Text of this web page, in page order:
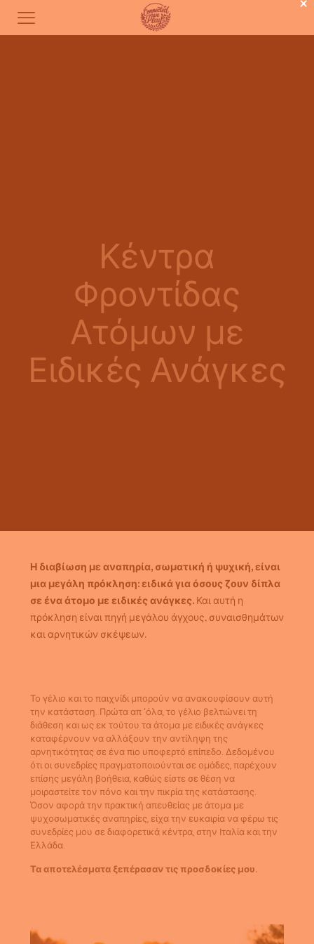
Κέντρα
Φροντίδας
Ατόμων με
Ειδικές Ανάγκες
Η διαβίωση με αναπηρία, σωματική ή ψυχική, είναι
μια μεγάλη πρόκληση: ειδικά για όσους ζουν δίπλα
σε ένα άτομο με ειδικές ανάγκες. Και αυτή η
πρόκληση είναι πηγή μεγάλου άγχους, συναισθημάτων
και αρνητικών σκέψεων.
Το γέλιο και το παιχνίδι μπορούν να ανακουφίσουν αυτή
την κατάσταση. Πρώτα απ ‘όλα, το γέλιο βελτιώνει τη
διάθεση και ως εκ τούτου τα άτομα με ειδικές ανάγκες
καταφέρνουν να αλλάξουν την αντίληψη της
αρνητικότητας σε ένα πιο υποφερτό επίπεδο. Δεδομένου
ότι οι συνεδρίες πραγματοποιούνται σε ομάδες, παρέχουν
επίσης μεγάλη βοήθεια, καθώς είστε σε θέση να
μοιραστείτε τον πόνο και την πικρία της κατάστασης.
Όσον αφορά την πρακτική απευθείας με άτομα με
ψυχοσωματικές αναπηρίες, είχα την ευκαιρία να φέρω τις
συνεδρίες μου σε διαφορετικά κέντρα, στην Ιταλία και την
Ελλάδα.
Τα αποτελέσματα ξεπέρασαν τις προσδοκίες μου.